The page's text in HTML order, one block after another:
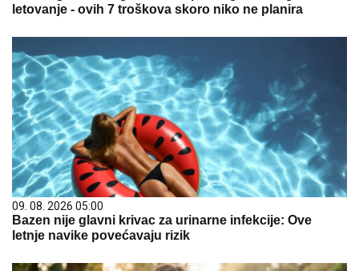
letovanje - ovih 7 troškova skoro niko ne planira
09. 08. 2026 05:00
Bazen nije glavni krivac za urinarne infekcije: Ove
letnje navike povećavaju rizik